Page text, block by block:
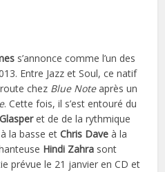
s’annonce comme l’un des
Entre Jazz et Soul, ce natif
chez Blue Noteaprès un
. Cette fois, il s’est entouré du
et de de la rythmique
à la basse etChris Dave à la
Hindi Zahra sont
prévue le 21 janvier en CD et